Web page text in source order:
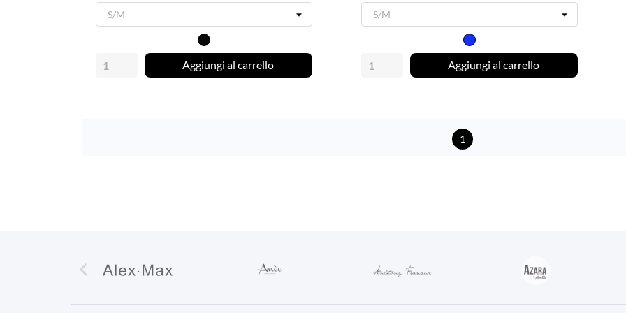
Nero
Aggiungi al carrello
Blu
Aggiungi al carrello
1
